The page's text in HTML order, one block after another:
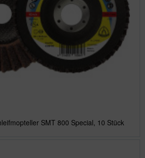
SMT 800 Special, 10 Stück